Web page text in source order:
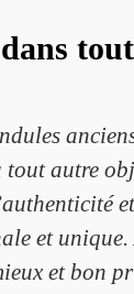
autre
et unique.
et bon